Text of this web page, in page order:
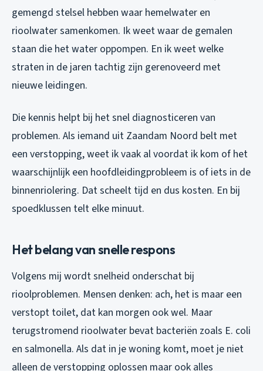
gemengd stelsel hebben waar hemelwater en
rioolwater samenkomen. Ik weet waar de gemalen
staan die het water oppompen. En ik weet welke
straten in de jaren tachtig zijn gerenoveerd met
nieuwe leidingen.
Die kennis helpt bij het snel diagnosticeren van
problemen. Als iemand uit Zaandam Noord belt met
een verstopping, weet ik vaak al voordat ik kom of het
waarschijnlijk een hoofdleidingprobleem is of iets in de
binnenriolering. Dat scheelt tijd en dus kosten. En bij
spoedklussen telt elke minuut.
Het belang van snelle respons
Volgens mij wordt snelheid onderschat bij
rioolproblemen. Mensen denken: ach, het is maar een
verstopt toilet, dat kan morgen ook wel. Maar
terugstromend rioolwater bevat bacteriën zoals E. coli
en salmonella. Als dat in je woning komt, moet je niet
alleen de verstopping oplossen maar ook alles